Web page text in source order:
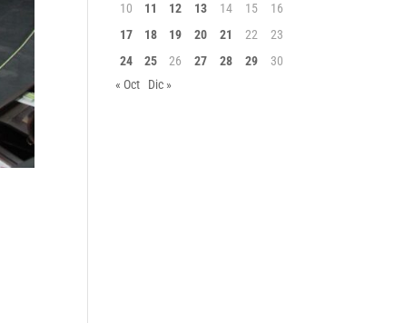
10
11 12 13 14 15
16
17
18 19 20 21 22
23
24
25 26 27 28 29
30
« Oct
Dic »